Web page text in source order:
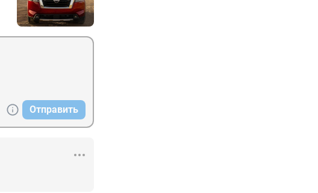
Отправить